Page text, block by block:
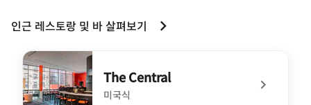
인근 레스토랑 및 바 살펴보기
The Central
미국식